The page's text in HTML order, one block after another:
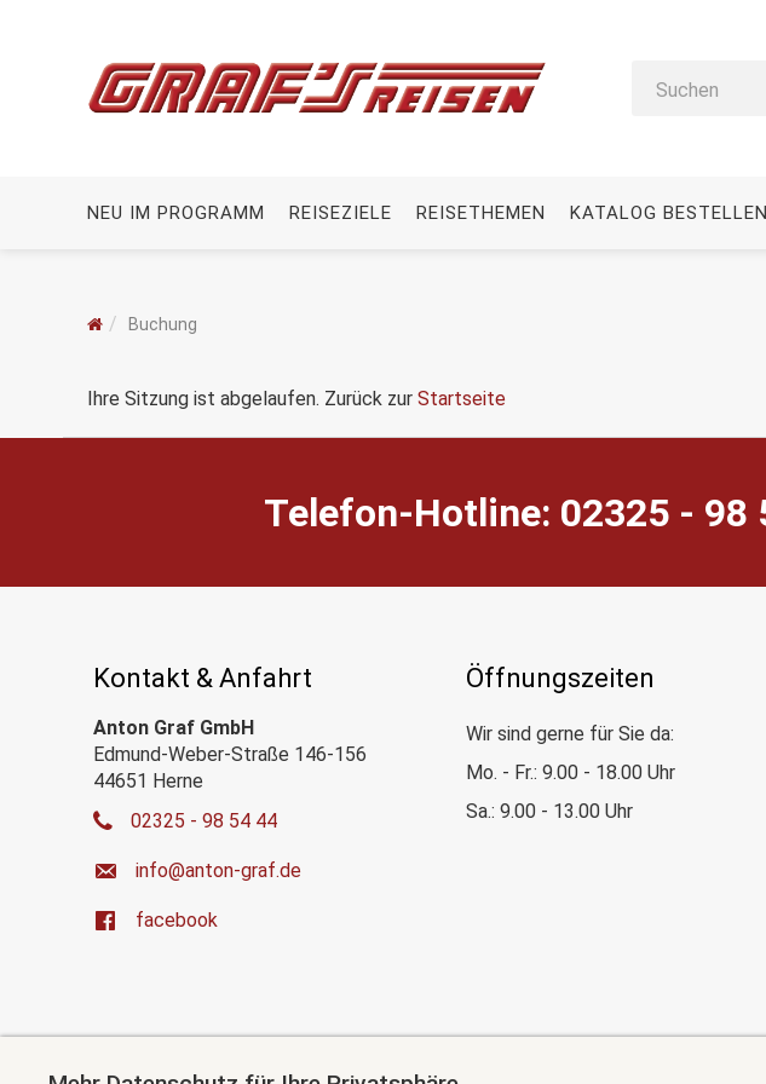
NEU IM PROGRAMM REISEZIELE REISETHEMEN KATALOG BESTELLEN
Buchung
Ihre Sitzung ist abgelaufen. Zurück zur Startseite
Telefon-Hotline: 02325 - 98
Kontakt & Anfahrt
Anton Graf GmbH
Edmund-Weber-Straße 146-156
44651 Herne
02325 - 98 54 44
ed.farg-notna@ofni
facebook
Öffnungszeiten
Wir sind gerne für Sie da:
Mo. - Fr.: 9.00 - 18.00 Uhr
Sa.: 9.00 - 13.00 Uhr